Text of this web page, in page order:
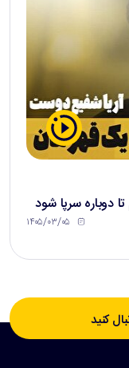
دوباره سرپا شود
۱۴۰۵/۰۳/۰۵
کنید